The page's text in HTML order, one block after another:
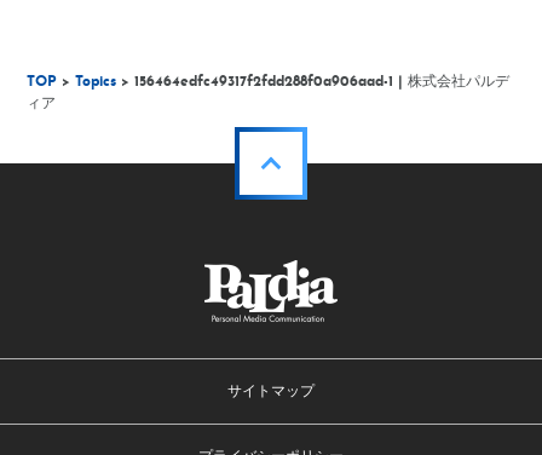
TOP >Topics > 156464edfc49317f2fdd288f0a906aad-1 | 株式会社パルデ
ィア
サイトマップ